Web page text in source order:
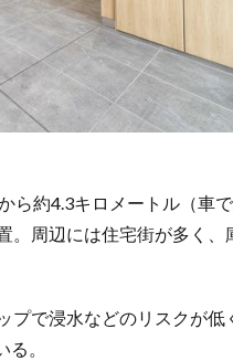
ら約4.3キロメートル（車
。周辺には住宅街が多く
で浸水などのリスクが低
。